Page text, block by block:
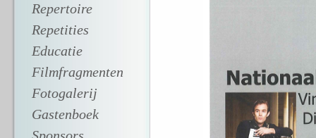
Repertoire
Repetities
Educatie
Filmfragmenten
Fotogalerij
Gastenboek